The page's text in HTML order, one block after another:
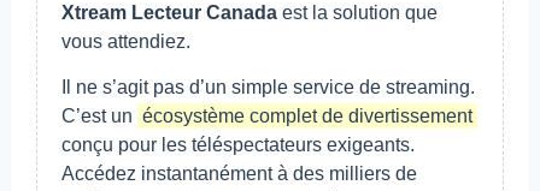
Xtream Lecteur Canada est la solution que
vous attendiez.
Il ne s’agit pas d’un simple service de streaming.
C’est un écosystème complet de divertissement
conçu pour les téléspectateurs exigeants.
Accédez instantanément à des milliers de